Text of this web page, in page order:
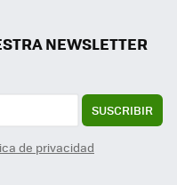
NEWSLETTER
SUSCRIBIR
de privacidad